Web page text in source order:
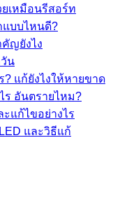
เหมือนรีสอร์ท
แบบไหนดี?
ญยังไง
น
? แก้ยังไงให้หายขาด
ร อันตรายไหม?
แก้ไขอย่างไร
และวิธีแก้